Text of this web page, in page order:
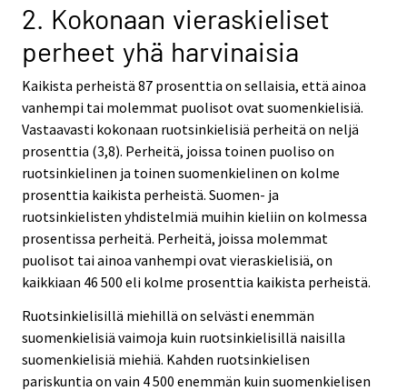
2. Kokonaan vieraskieliset
perheet yhä harvinaisia
Kaikista perheistä 87 prosenttia on sellaisia, että ainoa
vanhempi tai molemmat puolisot ovat suomenkielisiä.
Vastaavasti kokonaan ruotsinkielisiä perheitä on neljä
prosenttia (3,8). Perheitä, joissa toinen puoliso on
ruotsinkielinen ja toinen suomenkielinen on kolme
prosenttia kaikista perheistä. Suomen- ja
ruotsinkielisten yhdistelmiä muihin kieliin on kolmessa
prosentissa perheitä. Perheitä, joissa molemmat
puolisot tai ainoa vanhempi ovat vieraskielisiä, on
kaikkiaan 46 500 eli kolme prosenttia kaikista perheistä.
Ruotsinkielisillä miehillä on selvästi enemmän
suomenkielisiä vaimoja kuin ruotsinkielisillä naisilla
suomenkielisiä miehiä. Kahden ruotsinkielisen
pariskuntia on vain 4 500 enemmän kuin suomenkielisen